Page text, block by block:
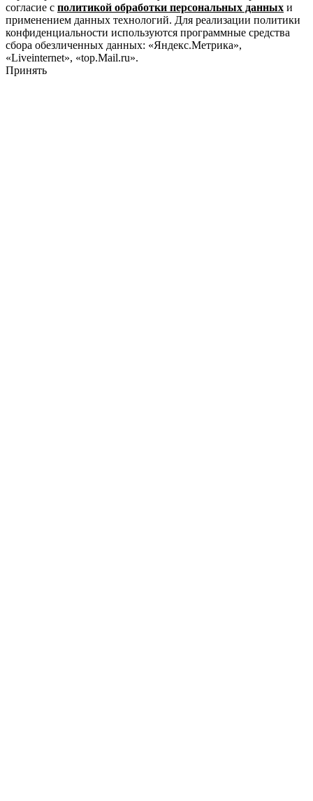
согласие с политикой обработки персональных данных и
применением данных технологий. Для реализации политики
конфиденциальности используются программные средства
сбора обезличенных данных: «Яндекс.Метрика»,
«Liveinternet», «top.Mail.ru».
Принять